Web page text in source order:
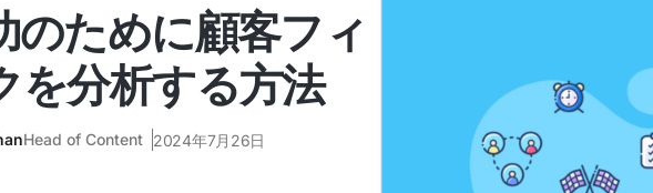
のために顧客フィ
を分析する方法
Head of Content 2024年7月26日